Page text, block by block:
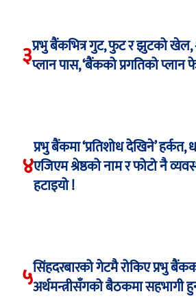
३प्रभु बैंकभित्र गुट, फुट र झुटको खेल,
प्लान पास, ‘बैंकको प्रगतिको प्लान
४
प्रभु बैंकमा ‘प्रतिशोध देखिने’
एजिएम श्रेष्ठको नाम र फोटो नै
हटाइयो !
५सिंहदरबारको गेटमै रोकिए प्रभु
अर्थमन्त्रीसँगको बैठकमा सहभागी